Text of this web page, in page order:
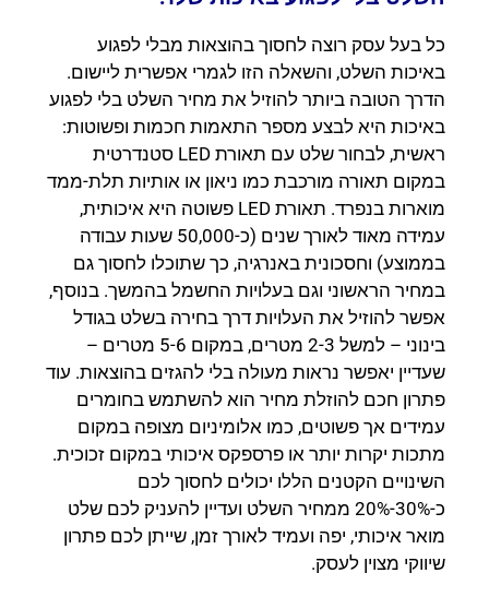
כל בעל עסק רוצה לחסוך בהוצאות מבלי לפגוע
באיכות השלט, והשאלה הזו לגמרי אפשרית ליישום.
הדרך הטובה ביותר להוזיל את מחיר השלט בלי לפגוע
באיכות היא לבצע מספר התאמות חכמות ופשוטות:
ראשית, לבחור שלט עם תאורת LED סטנדרטית
במקום תאורה מורכבת כמו ניאון או אותיות תלת-ממד
מוארות בנפרד. תאורת LED פשוטה היא איכותית,
עמידה מאוד לאורך שנים (כ-50,000 שעות עבודה
בממוצע) וחסכונית באנרגיה, כך שתוכלו לחסוך גם
במחיר הראשוני וגם בעלויות החשמל בהמשך. בנוסף,
אפשר להוזיל את העלויות דרך בחירה בשלט בגודל
בינוני – למשל 2-3 מטרים, במקום 5-6 מטרים –
שעדיין יאפשר נראות מעולה בלי להגזים בהוצאות. עוד
פתרון חכם להוזלת מחיר הוא להשתמש בחומרים
עמידים אך פשוטים, כמו אלומיניום מצופה במקום
מתכות יקרות יותר או פרספקס איכותי במקום זכוכית.
השינויים הקטנים הללו יכולים לחסוך לכם
כ-30%-20% ממחיר השלט ועדיין להעניק לכם שלט
מואר איכותי, יפה ועמיד לאורך זמן, שייתן לכם פתרון
שיווקי מצוין לעסק.